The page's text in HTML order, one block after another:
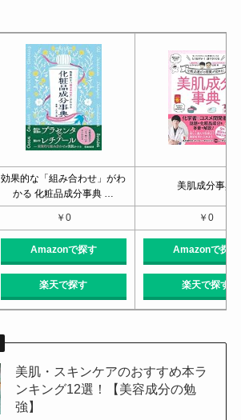
効果的な「組み合わせ」がわ
かる 化粧品成分事典 …
美肌成分事典
￥0 ￥0
Amazonで探す
楽天で探す
Amazonで探す
楽天で探す
美肌・スキンケアのおすすめ本ラ
ンキング12選！【美容成分の勉
強】